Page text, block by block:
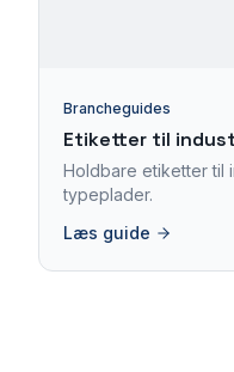
Brancheguides
Etiketter til
Holdbare etiketter til
typeplader.
Læs guide